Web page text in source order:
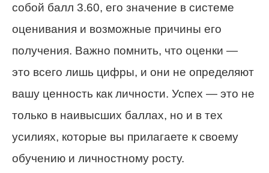
собой балл 3.60, его значение в системе
оценивания и возможные причины его
получения. Важно помнить, что оценки —
это всего лишь цифры, и они не определяют
вашу ценность как личности. Успех — это не
только в наивысших баллах, но и в тех
усилиях, которые вы прилагаете к своему
обучению и личностному росту.